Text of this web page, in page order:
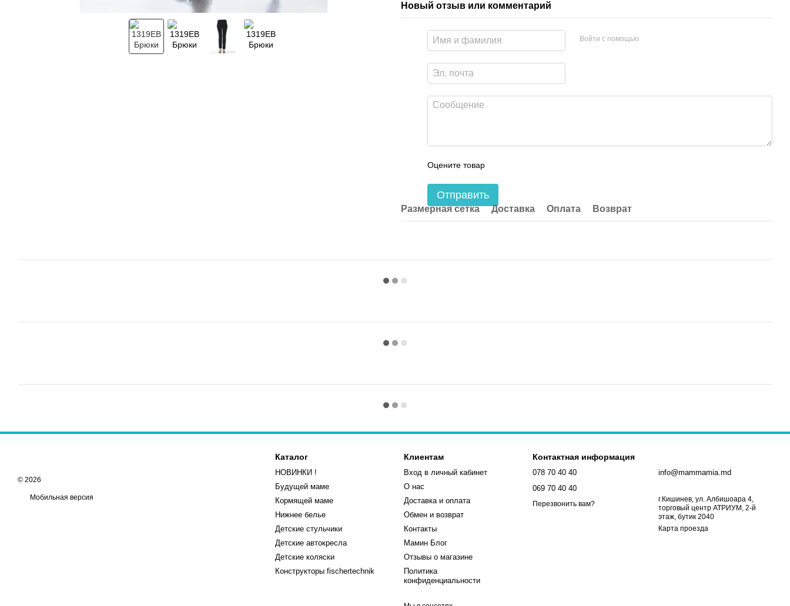
Новый отзыв или комментарий
Войти с помощью
Оцените товар
Отправить
Размерная сетка Доставка Оплата Возврат
© 2026
Мобильная версия
Каталог
НОВИНКИ !
Будущей маме
Кормящей маме
Нижнее белье
Детские стульчики
Детские автокресла
Детские коляски
Конструкторы fischertechnik
Клиентам
Вход в личный кабинет
О нас
Доставка и оплата
Обмен и возврат
Контакты
Мамин Блог
Отзывы о магазине
Политика
конфиденциальности
Контактная информация
078 70 40 40
069 70 40 40
Перезвонить вам?
info@mammamia.md
г.Кишинев, ул. Албишоара 4,
торговый центр АТРИУМ, 2-й
этаж, бутик 2040
Карта проезда